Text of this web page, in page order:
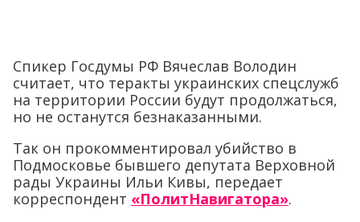
Спикер Госдумы РФ Вячеслав Володин
считает, что теракты украинских спецслужб
на территории России будут продолжаться,
но не останутся безнаказанными.
Так он прокомментировал убийство в
Подмосковье бывшего депутата Верховной
рады Украины Ильи Кивы, передает
корреспондент «ПолитНавигатора».